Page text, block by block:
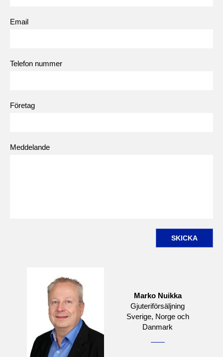
Email
Telefon nummer
Företag
Meddelande
SKICKA
Marko Nuikka
Gjuteriförsäljning
Sverige, Norge och
Danmark